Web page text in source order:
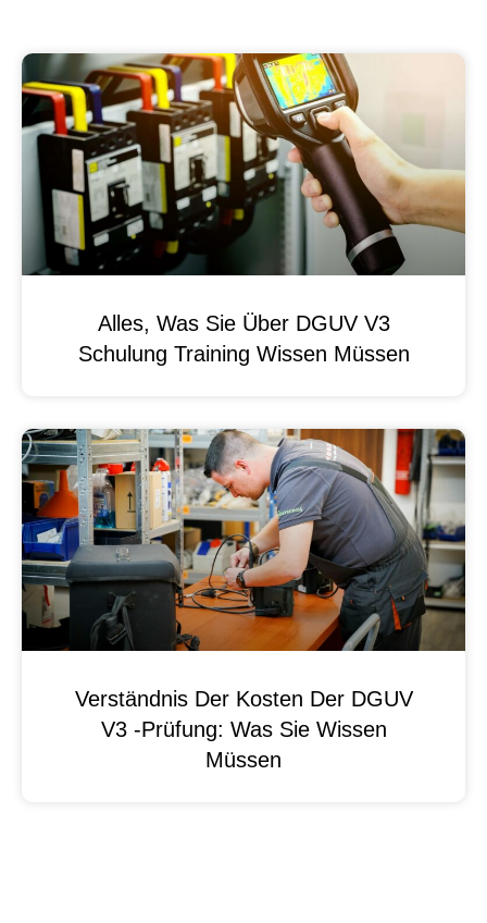
Alles, Was Sie Über DGUV V3
Schulung Training Wissen Müssen
Verständnis Der Kosten Der DGUV
V3 -Prüfung: Was Sie Wissen
Müssen